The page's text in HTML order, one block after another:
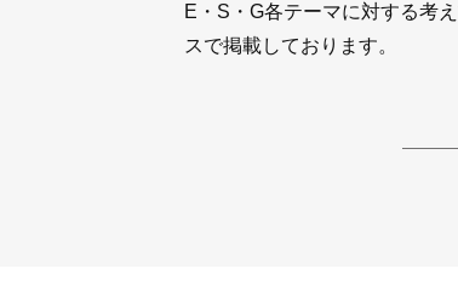
E・S・G各テーマに対する考
スで掲載しております。